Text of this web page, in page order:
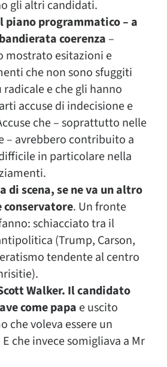
gli altri candidati.
piano programmatico – a
coerenza –
mostrato esitazioni e
che non sono sfuggiti
e che gli hanno
accuse di indecisione e
che – soprattutto nelle
– avrebbero contribuito a
in particolare nella
di scena, se ne va un altro
conservatore. Un fronte
schiacciato tra il
(Trump, Carson,
tendente al centro
Walker. Il candidato
come papa e uscito
che voleva essere un
che invece somigliava a Mr